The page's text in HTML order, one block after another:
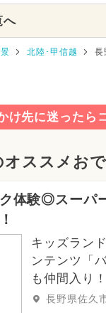
へ
北陸･甲信越 長
け先に迷ったら
オススメお
体験◎スーパ
キッズラン
ンテンツ「
も仲間入り！
長野県佐久